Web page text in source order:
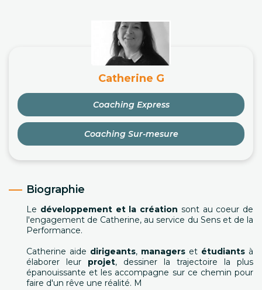
Catherine G
Coaching Express
Coaching Sur-mesure
Biographie
Le développement et la création sont au coeur de
l'engagement de Catherine, au service du Sens et de la
Performance.
Catherine aide dirigeants, managers et étudiants à
élaborer leur projet, dessiner la trajectoire la plus
épanouissante et les accompagne sur ce chemin pour
faire d'un rêve une réalité. M